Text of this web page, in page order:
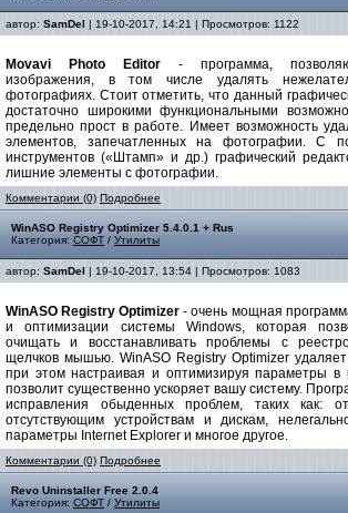
автор: SamDel | 19-10-2017, 14:21 | Просмотров: 1122
Movavi Photo Editor - программа,
изображения, в том числе удалять
фотографиях. Стоит отметить, что данный
достаточно широкими функциональными
предельно прост в работе. Имеет возможность
элементов, запечатленных на фотографии. С
инструментов («Штамп» и др.) графический
лишние элементы с фотографии.
Комментарии (0) Подробнее
WinASO Registry Optimizer 5.4.0.1 + Rus
Категория: СОФТ / Утилиты
автор: SamDel | 19-10-2017, 13:54 | Просмотров: 1083
WinASO Registry Optimizer - очень мощная
и оптимизации системы Windows, которая
очищать и восстанавливать проблемы с
щелчков мышью. WinASO Registry Optimizer
при этом настраивая и оптимизируя параметры в
позволит существенно ускоряет вашу систему.
исправления обыденных проблем, таких как:
отсутствующим устройствам и дискам,
параметры Internet Explorer и многое другое.
Комментарии (0) Подробнее
Revo Uninstaller Free 2.0.4
Категория: СОФТ / Утилиты